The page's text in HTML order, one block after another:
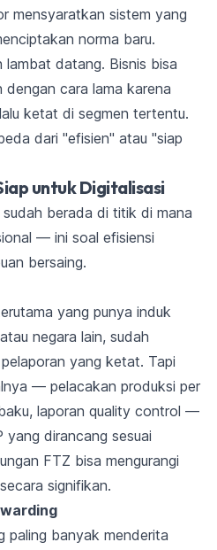
mensyaratkan sistem yang
norma baru.
lambat datang. Bisnis bisa
cara lama karena
ketat di segmen tertentu.
dari "efisien" atau "siap
untuk Digitalisasi
berada di titik di mana
— ini soal efisiensi
bersaing.
yang punya induk
negara lain, sudah
yang ketat. Tapi
— pelacakan produksi per
laporan quality control —
yang dirancang sesuai
FTZ bisa mengurangi
signifikan.
paling banyak menderita